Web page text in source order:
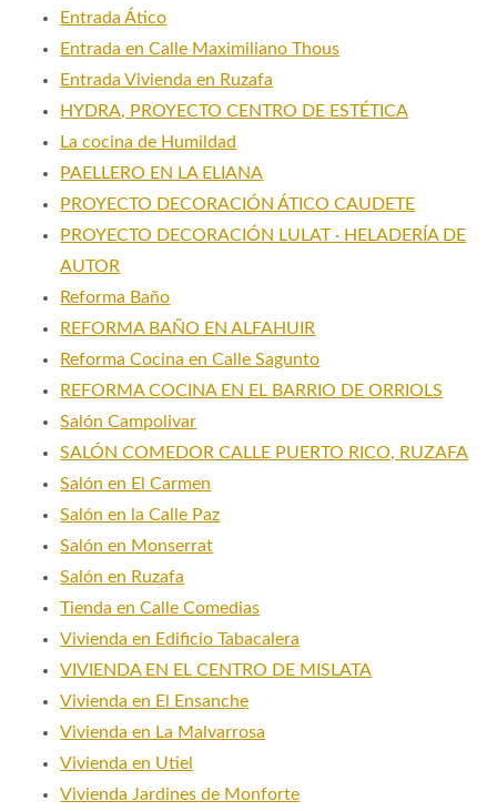
Entrada Ático
Entrada en Calle Maximiliano Thous
Entrada Vivienda en Ruzafa
HYDRA, PROYECTO CENTRO DE ESTÉTICA
La cocina de Humildad
PAELLERO EN LA ELIANA
PROYECTO DECORACIÓN ÁTICO CAUDETE
PROYECTO DECORACIÓN LULAT · HELADERÍA DE
AUTOR
Reforma Baño
REFORMA BAÑO EN ALFAHUIR
Reforma Cocina en Calle Sagunto
REFORMA COCINA EN EL BARRIO DE ORRIOLS
Salón Campolivar
SALÓN COMEDOR CALLE PUERTO RICO, RUZAFA
Salón en El Carmen
Salón en la Calle Paz
Salón en Monserrat
Salón en Ruzafa
Tienda en Calle Comedias
Vivienda en Edificio Tabacalera
VIVIENDA EN EL CENTRO DE MISLATA
Vivienda en El Ensanche
Vivienda en La Malvarrosa
Vivienda en Utiel
Vivienda Jardines de Monforte